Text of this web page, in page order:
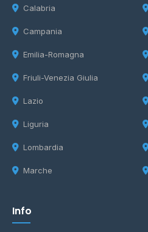
Calabria
Campania
Emilia-Romagna
Friuli-Venezia Giulia
Lazio
Liguria
Lombardia
Marche
Info